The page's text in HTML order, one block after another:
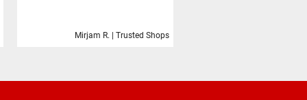
Mirjam R. | Trusted Shops